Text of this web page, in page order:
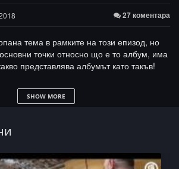
27 коментара
тема в рамките на този епизод, но
точки относно що е то албум, има
представлява албумът като такъв!
да кажеш какво мислиш в коментарите,
нови теми, като така освен всичко
подкаст гарниран с малко БГ рап, ето
SHOW MORE